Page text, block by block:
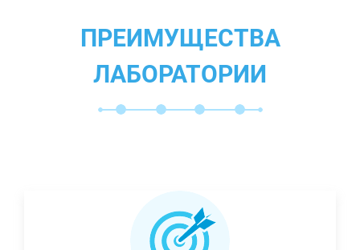
ПРЕИМУЩЕСТВА
ЛАБОРАТОРИИ